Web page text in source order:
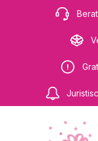
Zum Hauptinhalt